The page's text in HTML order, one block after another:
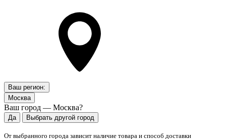
Ваш регион:
Москва
Ваш город — Москва?
Да Выбрать другой город
От выбранного города зависит наличие товара и способ доставки